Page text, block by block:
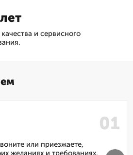
и сервисного
или приезжаете,